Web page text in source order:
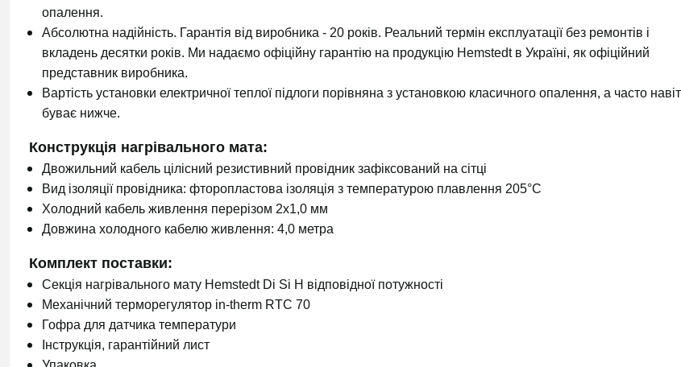
опалення.
Абсолютна надійність. Гарантія від виробника - 20 років. Реальний термін експлуатації без ремонтів і
вкладень десятки років. Ми надаємо офіційну гарантію на продукцію Hemstedt в Україні, як офіційний
представник виробника.
Вартість установки електричної теплої підлоги порівняна з установкою класичного опалення, а часто
буває нижче.
Конструкція нагрівального мата:
Двожильний кабель цілісний резистивний провідник зафіксований на сітці
Вид ізоляції провідника: фторопластова ізоляція з температурою плавлення 205°C
Холодний кабель живлення перерізом 2х1,0 мм
Довжина холодного кабелю живлення: 4,0 метра
Комплект поставки:
Секція нагрівального мату Hemstedt Di Si H відповідної потужності
Механічний терморегулятор in-therm RTC 70
Гофра для датчика температури
Інструкція, гарантійний лист